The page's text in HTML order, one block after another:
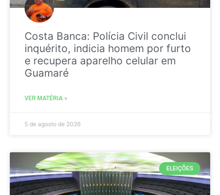
Costa Banca: Polícia Civil conclui
inquérito, indicia homem por furto
e recupera aparelho celular em
Guamaré
VER MATÉRIA »
5 de agosto de 2026
ELEIÇÕES